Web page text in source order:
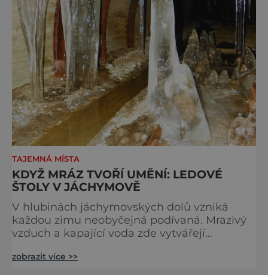
TAJEMNÁ MÍSTA
KDYŽ MRÁZ TVOŘÍ UMĚNÍ: LEDOVÉ
ŠTOLY V JÁCHYMOVĚ
V hlubinách jáchymovských dolů vzniká
každou zimu neobyčejná podívaná. Mrazivý
vzduch a kapající voda zde vytvářejí
křišťálové sochy. Toto jedinečné „ledové
zobrazit více >>